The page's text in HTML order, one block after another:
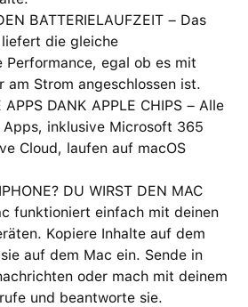
BATTERIELAUFZEIT – Das
die gleiche
Performance, egal ob es mit
am Strom angeschlossen ist.
APPS DANK APPLE CHIPS – Alle
inklusive Microsoft 365
Cloud, laufen auf macOS
DU WIRST DEN MAC
funktioniert einfach mit deinen
Kopiere Inhalte auf dem
auf dem Mac ein. Sende in
oder mach mit deinem
und beantworte sie.